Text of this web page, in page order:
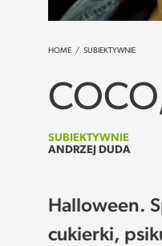
HOME / SUBIEKTYWNIE
SUBIEKTYWNIE
ANDRZEJ DUDA
Halloween.
cukierki,